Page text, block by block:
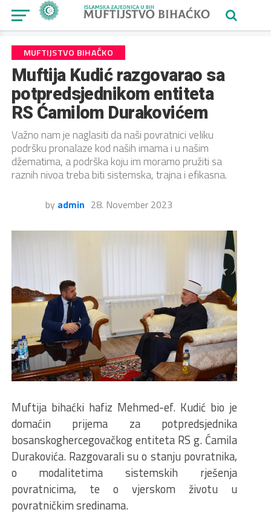
MUFTIJSTVO BIHAĆKO
Muftija Kudić razgovarao sa
potpredsjednikom entiteta
RS Ćamilom Durakovićem
Važno nam je naglasiti da naši povratnici veliku
podršku pronalaze kod naših imama i u našim
džematima, a podrška koju im moramo pružiti sa
raznih nivoa treba biti sistemska, trajna i efikasna.
by admin 28. November 2023
Muftija bihaćki hafiz Mehmed-ef. Kudić bio je
domaćin prijema za potpredsjednika
bosanskoghercegovačkog entiteta RS g. Ćamila
Durakovića. Razgovarali su o stanju povratnika,
o modalitetima sistemskih rješenja
povratnicima, te o vjerskom životu u
povratničkim sredinama.